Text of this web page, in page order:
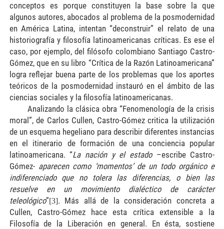
conceptos es porque constituyen la base sobre la que
algunos autores, abocados al problema de la posmodernidad
en América Latina, intentan “deconstruir” el relato de una
historiografía y filosofía latinoamericanas críticas. Es ese el
caso, por ejemplo, del filósofo colombiano Santiago Castro-
Gómez, que en su libro “Crítica de la Razón Latinoamericana”
logra reflejar buena parte de los problemas que los aportes
teóricos de la posmodernidad instauró en el ámbito de las
ciencias sociales y la filosofía latinoamericanas.
Analizando la clásica obra “Fenomenología de la crisis
moral”, de Carlos Cullen, Castro-Gómez critica la utilización
de un esquema hegeliano para describir diferentes instancias
en el itinerario de formación de una conciencia popular
latinoamericana. “La nación y el estado –escribe Castro-
Gómez-aparecen como ‘momentos’ de un todo orgánico e
indiferenciado que no tolera las diferencias, o bien las
resuelve en un movimiento dialéctico de carácter
teleológico”[3]. Más allá de la consideración concreta a
Cullen, Castro-Gómez hace esta crítica extensible a la
Filosofía de la Liberación en general. En ésta, sostiene